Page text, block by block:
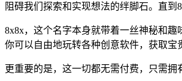
阻碍我们探索和实现想法的绊脚石。直
8x8x，这个名字本身就带着一丝神秘和
你可以自由地玩转各种创意软件，获取宝
更重要的是，这一切都无需付费，只需拥